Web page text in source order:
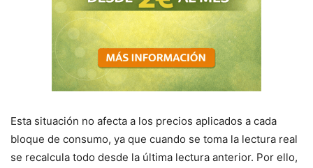
Esta situación no afecta a los precios aplicados a cada
bloque de consumo, ya que cuando se toma la lectura real
se recalcula todo desde la última lectura anterior. Por ello,